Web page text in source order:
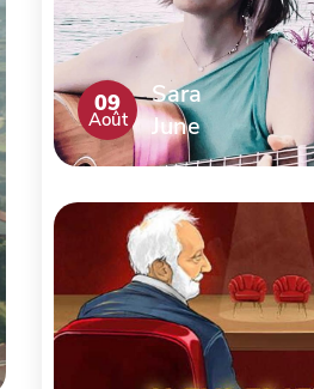
09
Août
Sara
June